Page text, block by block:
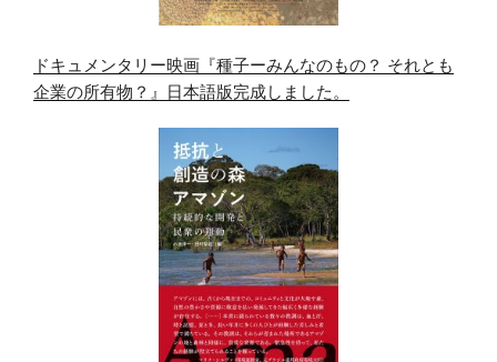
ドキュメンタリー映画『種子ーみんなのもの？ それとも
企業の所有物？』日本語版完成しました。